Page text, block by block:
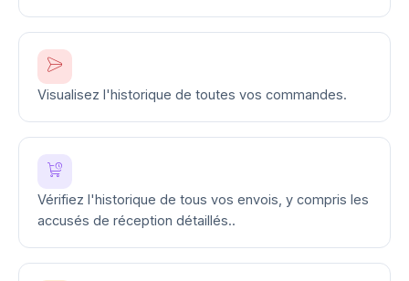
Visualisez l'historique de toutes vos commandes.
Vérifiez l'historique de tous vos envois, y compris les
accusés de réception détaillés..